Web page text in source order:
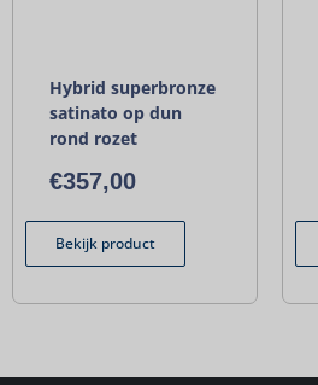
Hybrid superbronze
satinato op dun
rond rozet
€357,00
Bekijk product